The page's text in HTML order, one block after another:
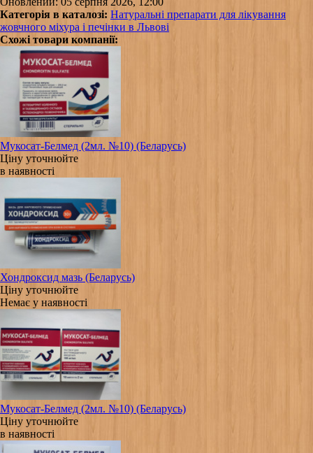
Категорія в каталозі: Натуральні препарати для лікування
жовчного міхура і печінки в Львові
Схожі товари компанії:
Мукосат-Белмед (2мл. №10) (Беларусь)
Ціну уточнюйте
в наявності
Хондроксид мазь (Беларусь)
Ціну уточнюйте
Немає у наявності
Мукосат-Белмед (2мл. №10) (Беларусь)
Ціну уточнюйте
в наявності